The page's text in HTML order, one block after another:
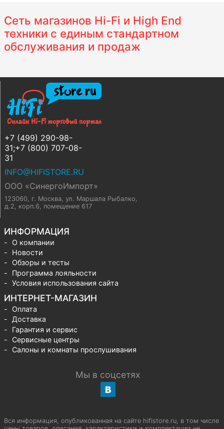
Сеть магазинов Hi-Fi и High End
техники с единым стандартном
обслуживания и продаж
+7 (499) 290-98-
31;+7 (800) 707-08-
31
INFO@HIFISTORE.RU
ООО «СинергоИмпорт»
123060, г. Москва ул. Маршала Рыбалко,
д.2, корп.6, помещение 617
ИНФОРМАЦИЯ
О компании
Новости
Обзоры и тесты
Программа лояльности
Условия использования сайта
ИНТЕРНЕТ-МАГАЗИН
Оплата
Доставка
Гарантия и сервис
Сервисные центры
Салоны и комнаты прослушивания
Мы в соцсетях
Вся информация, опубликованная на сайте hifistore.ru, в том числе